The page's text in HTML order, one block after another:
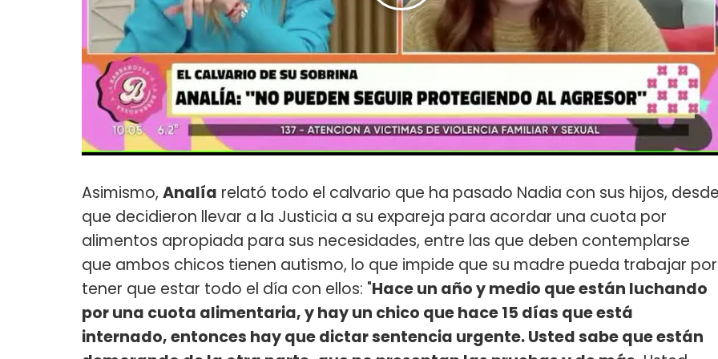
Asimismo, Analía relató todo el calvario que ha pasado Nadia con sus hijos,
que decidieron llevar a la Justicia a su expareja para acordar una cuota por
alimentos apropiada para sus necesidades, entre las que deben contemplarse
que ambos chicos tienen autismo, lo que impide que su madre pueda trabajar por
tener que estar todo el día con ellos: "Hace un año y medio que están luchando
por una cuota alimentaria, y hay un chico que hace 15 días que está
internado, entonces hay que dictar sentencia urgente. Usted sabe que están